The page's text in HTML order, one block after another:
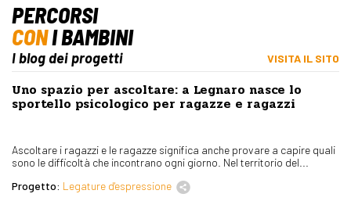
PERCORSI
CONI BAMBINI
I blog dei progetti VISITA IL SITO
Uno spazio per ascoltare: a Legnaro nasce lo
sportello psicologico per ragazze e ragazzi
Ascoltare i ragazzi e le ragazze significa anche provare a capire quali
sono le difficoltà che incontrano ogni giorno. Nel territorio del...
Progetto: Legature d'espressione